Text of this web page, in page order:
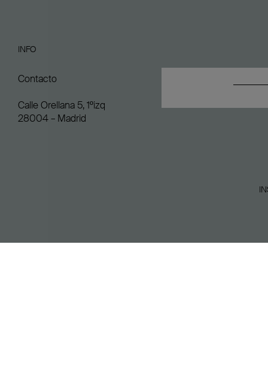
INFO
Contacto
Calle Orellana 5, 1ºizq
28004 – Madrid